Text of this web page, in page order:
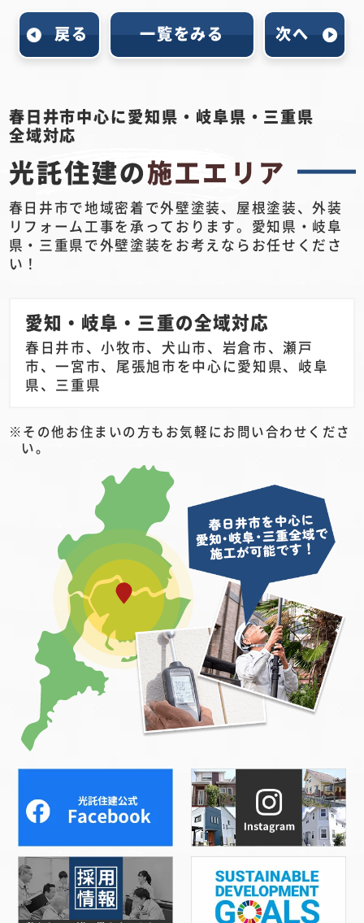
戻る 一覧をみる 次へ
春日井市中心に愛知県・岐阜県・三重県
全域対応
光託住建の施工エリア
春日井市で地域密着で外壁塗装、屋根塗装、外装
リフォーム工事を承っております。愛知県・岐阜
県・三重県で外壁塗装をお考えならお任せくださ
い！
愛知・岐阜・三重の全域対応
春日井市、小牧市、犬山市、岩倉市、瀬戸
市、一宮市、尾張旭市を中心に愛知県、岐阜
県、三重県
その他お住まいの方もお気軽にお問い合わせくださ
い。